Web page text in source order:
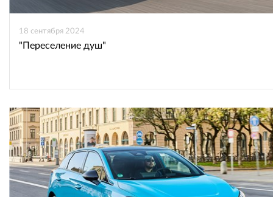
18 сентября 2024
"Переселение душ"